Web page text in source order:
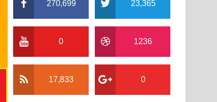
270,699 23,365
0 1236
17,833 0